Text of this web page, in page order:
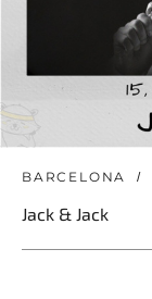
BARCELONA
Jack & Jack